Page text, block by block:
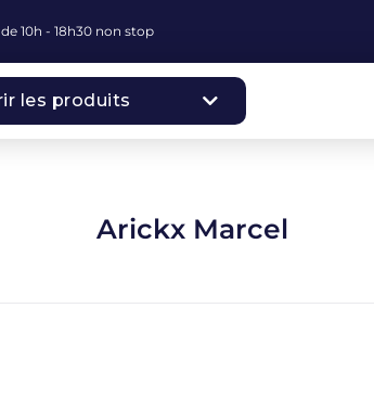
10h - 18h30 non stop
les produits
Arickx Marcel